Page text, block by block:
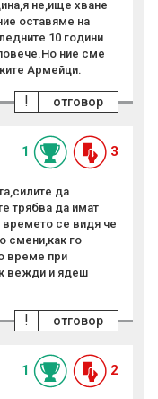
не,ище хване
оставяме на
10 години
ние сме
Армейци.
отговор
!
1 3
да
трябва да имат
се видя че
смени,как го
време при
вежди и ядеш
отговор
!
1 2